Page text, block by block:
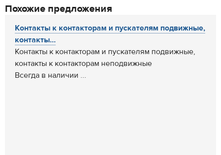
Похожие предложения
Контакты к контакторам и пускателям подвижные,
контакты...
Контакты к контакторам и пускателям подвижные,
контакты к контакторам неподвижные
Всегда в наличии ...